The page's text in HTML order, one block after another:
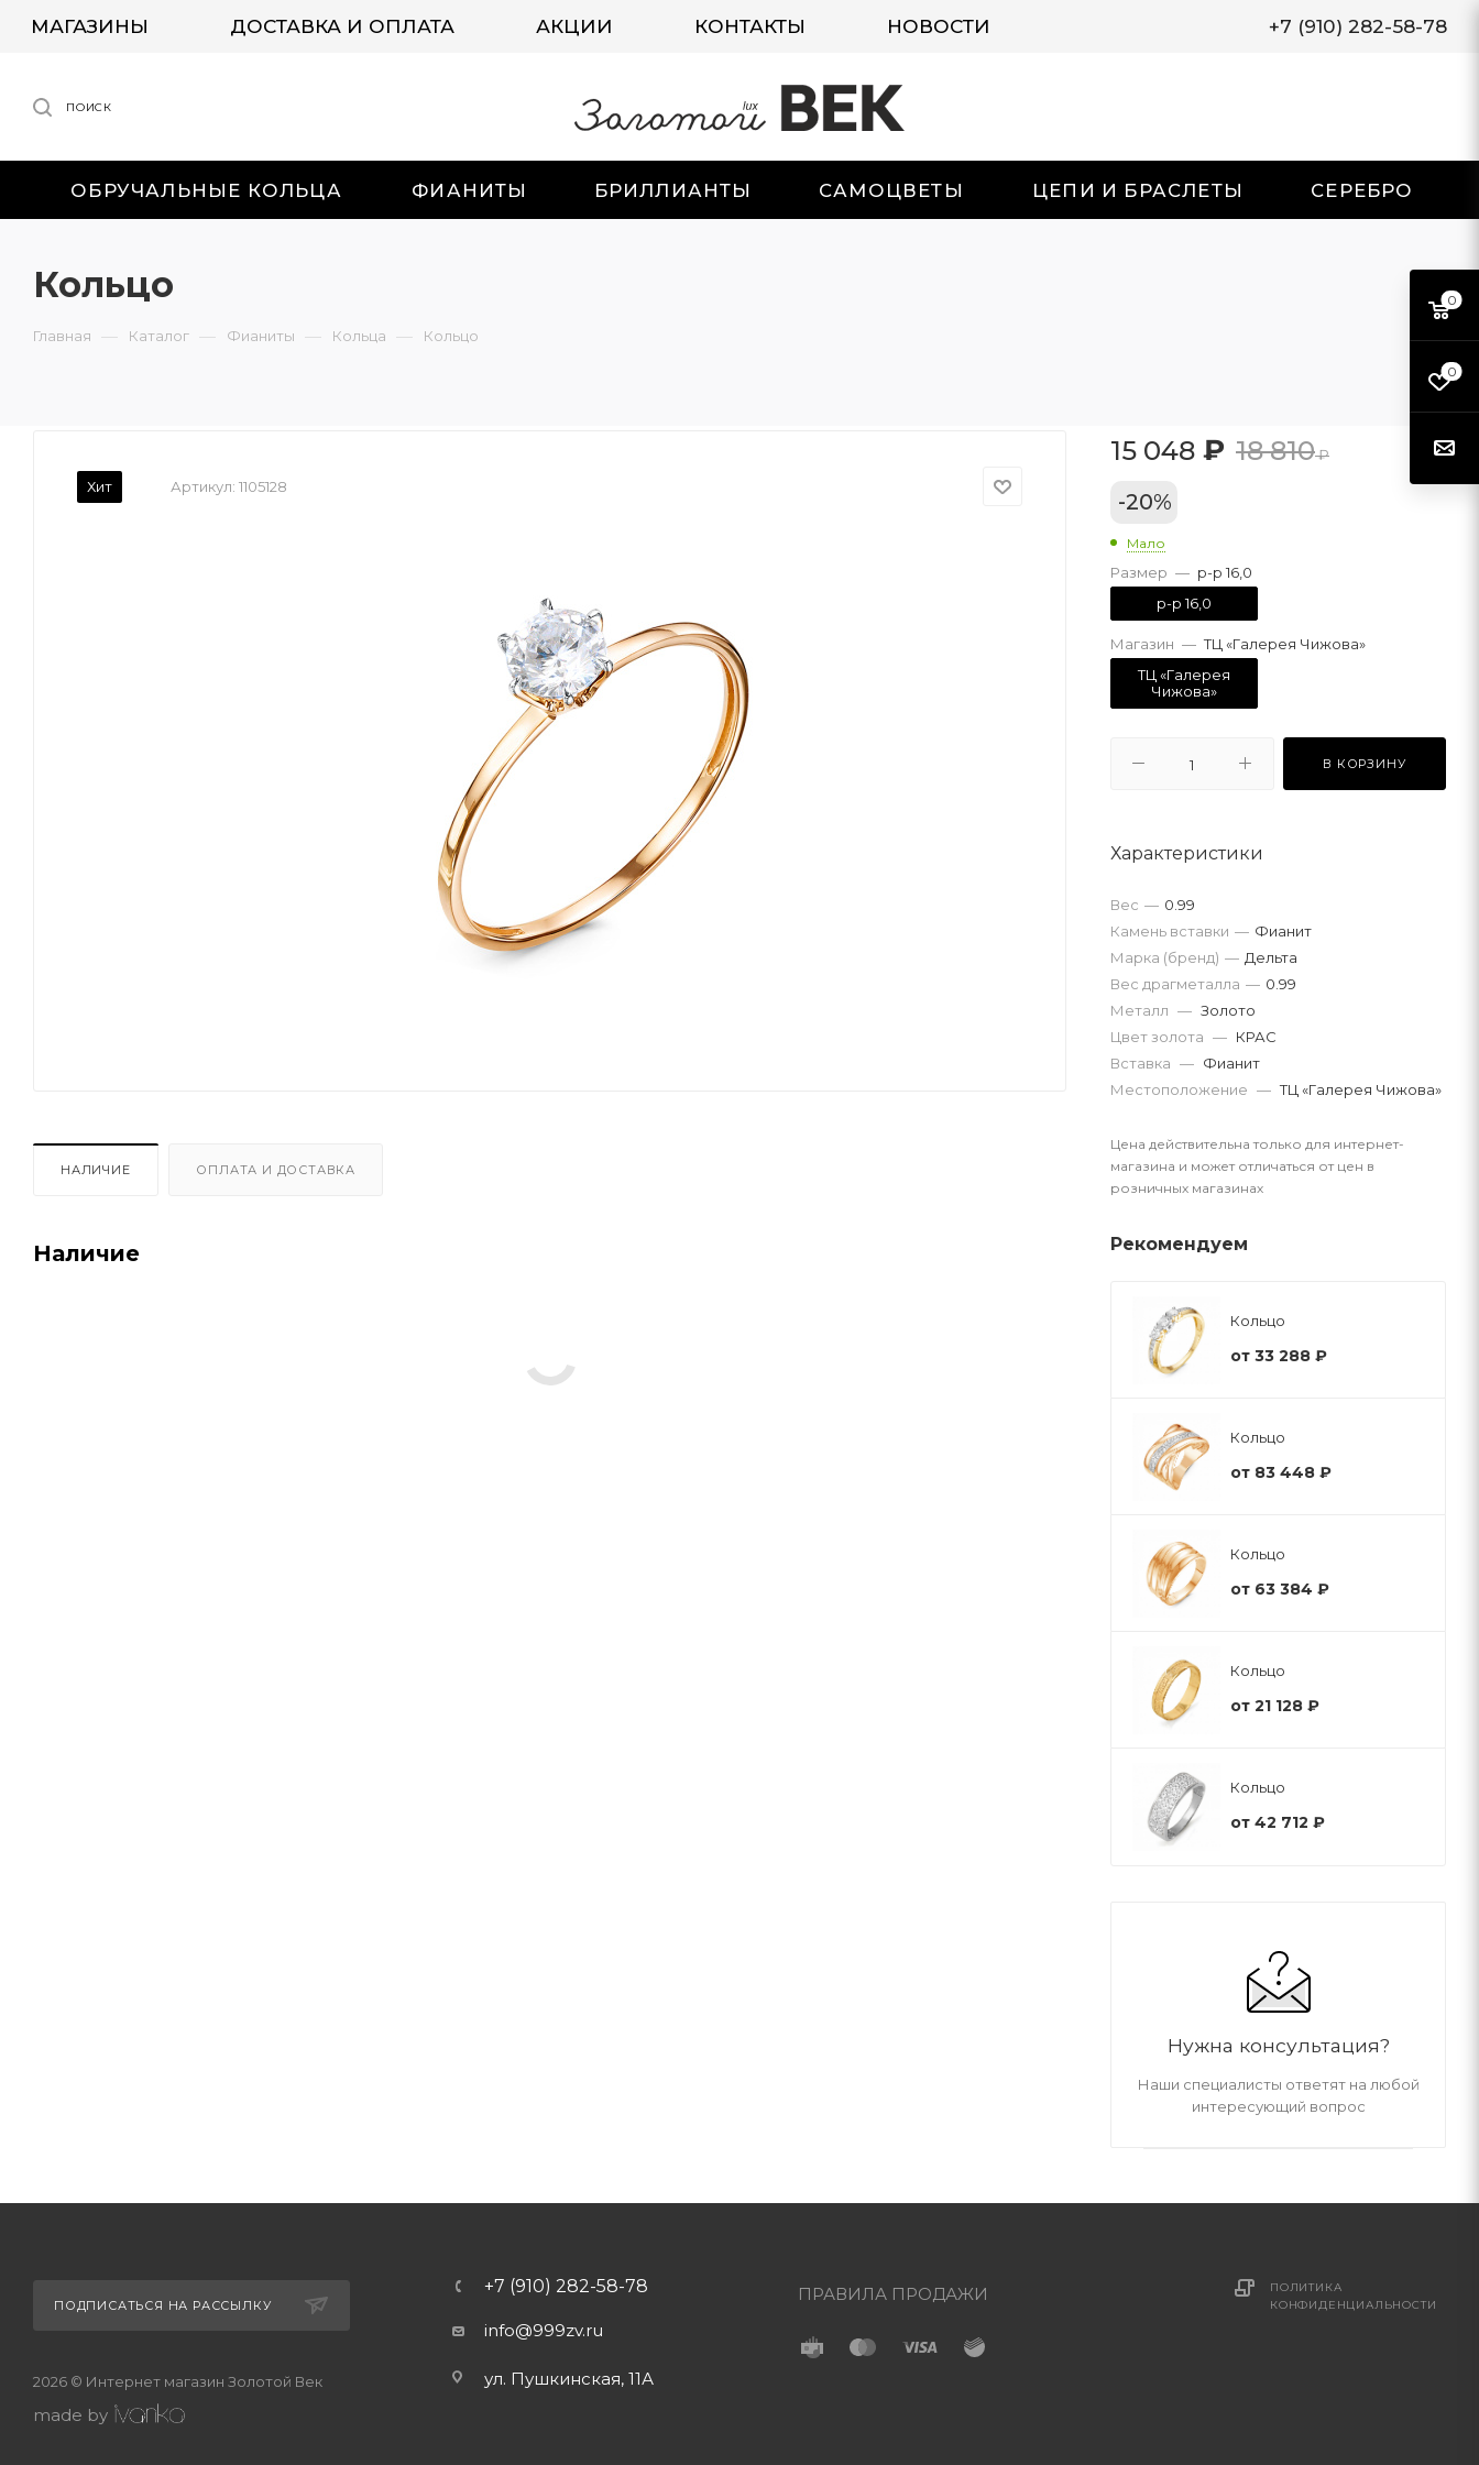
МАГАЗИНЫ ДОСТАВКА И ОПЛАТА АКЦИИ КОНТАКТЫ НОВОСТИ +7 (910) 282-58-78
ПОИСК
ОБРУЧАЛЬНЫЕ КОЛЬЦА ФИАНИТЫ БРИЛЛИАНТЫ САМОЦВЕТЫ ЦЕПИ И БРАСЛЕТЫ СЕРЕБРО
Кольцо
Главная — Каталог — Фианиты — Кольца — Кольцо
Хит Артикул: 1105128
НАЛИЧИЕ ОПЛАТА И ДОСТАВКА
Наличие
15 048 ₽ 18 810₽
-20%
Мало
Размер — р-р 16,0
р-р 16,0
Магазин — ТЦ «Галерея Чижова»
ТЦ «Галерея
Чижова»
В КОРЗИНУ
Характеристики
Вес драгметалла — 0.99
Марка (бренд) — Дельта
Вес — 0.99
Камень вставки — Фианит
Металл — Золото
Вставка — Фианит
Цвет золота — КРАС
Местоположение — ТЦ «Галерея Чижова»
Цена действительна только для интернет-
магазина и может отличаться от цен в
розничных магазинах
Рекомендуем
Кольцо
от 33 288 ₽
Кольцо
от 83 448 ₽
Кольцо
от 63 384 ₽
Кольцо
от 21 128 ₽
Кольцо
от 42 712 ₽
Нужна консультация?
Наши специалисты ответят на любой
интересующий вопрос
ПОДПИСАТЬСЯ НА РАССЫЛКУ
2026 © Интернет магазин Золотой Век
made by
+7 (910) 282-58-78
info@999zv.ru
ул. Пушкинская, 11А
ПРАВИЛА ПРОДАЖИ
ПОЛИТИКА
КОНФИДЕНЦИАЛЬНОСТИ
0
0